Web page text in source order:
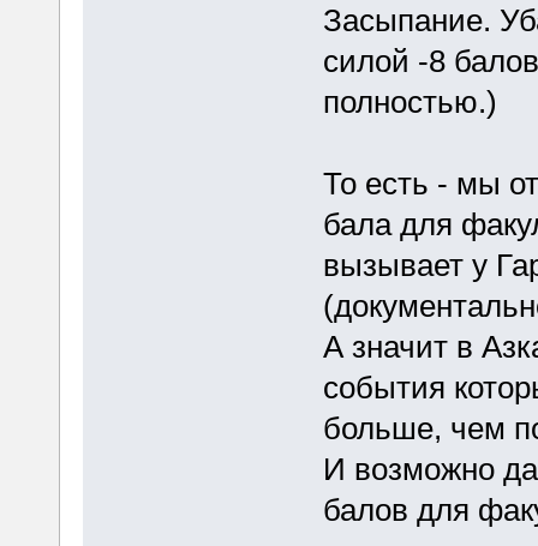
Засыпание.
силой -8
полностью.)
То есть - мы
бала для
вызывает у
А значит в
события
больше, чем
И возможно
балов для